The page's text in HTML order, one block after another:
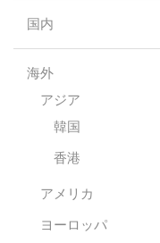
国内
海外
アジア
韓国
香港
アメリカ
ヨーロッパ